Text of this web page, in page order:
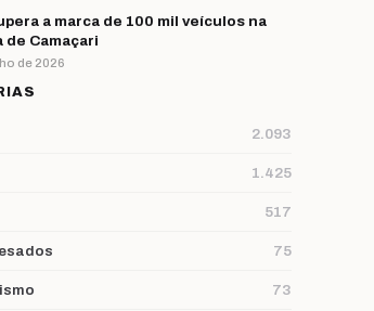
a marca de 100 mil veículos na
de Camaçari
de 2026
2.093
1.425
517
75
73